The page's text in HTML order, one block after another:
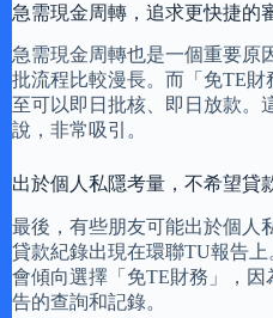
急需現金周轉，追求更快捷的
急需現金周轉也是一個重要原
批流程比較漫長。而「免TE
至可以即日批核、即日放款。
說，非常吸引。
出於個人私隱考量，不希望貸
最後，有些朋友可能出於個人
貸款紀錄出現在環聯TU報告
會傾向選擇「免TE財務」，
告的查詢和記錄。